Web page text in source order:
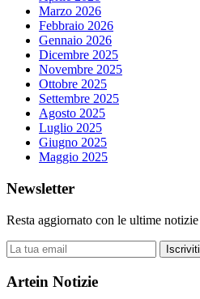
Marzo 2026
Febbraio 2026
Gennaio 2026
Dicembre 2025
Novembre 2025
Ottobre 2025
Settembre 2025
Agosto 2025
Luglio 2025
Giugno 2025
Maggio 2025
Newsletter
Resta aggiornato con le ultime notizie
Iscriviti
Artein Notizie